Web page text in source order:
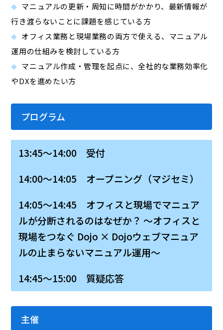
マニュアルの更新・周知に時間がかかり、最新情報が
行き渡らないことに課題を感じている方
オフィス業務と現場業務の両方で使える、マニュアル
運用の仕組みを検討している方
マニュアル作成・管理を起点に、全社的な業務効率化
やDXを進めたい方
プログラム
13:45～14:00 受付
14:00～14:05 オープニング（マジセミ）
14:05～14:45 オフィスと現場でマニュア
ルが分断されるのはなぜか？ ～オフィスと
現場をつなぐ Dojo × Dojoウェブマニュア
ルの止まらないマニュアル運用～
14:45～15:00 質疑応答
主催